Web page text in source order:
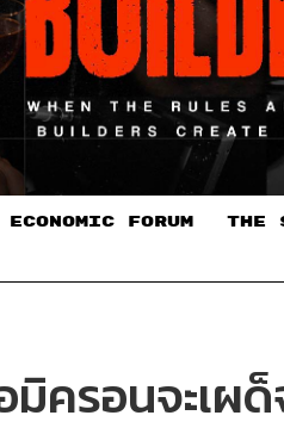
ECONOMIC FORUM THE
มิครอนจะเผ